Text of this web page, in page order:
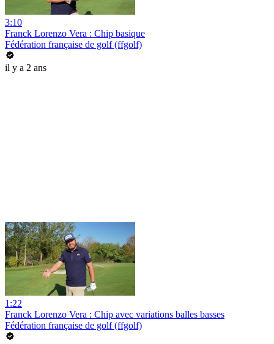
3:10
Franck Lorenzo Vera : Chip basique
Fédération française de golf (ffgolf)
il y a 2 ans
1:22
Franck Lorenzo Vera : Chip avec variations balles basses
Fédération française de golf (ffgolf)